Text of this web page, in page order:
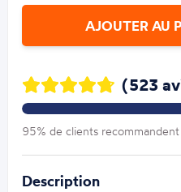
AJOUTER AU
(523
95% de clients recommandent
Description